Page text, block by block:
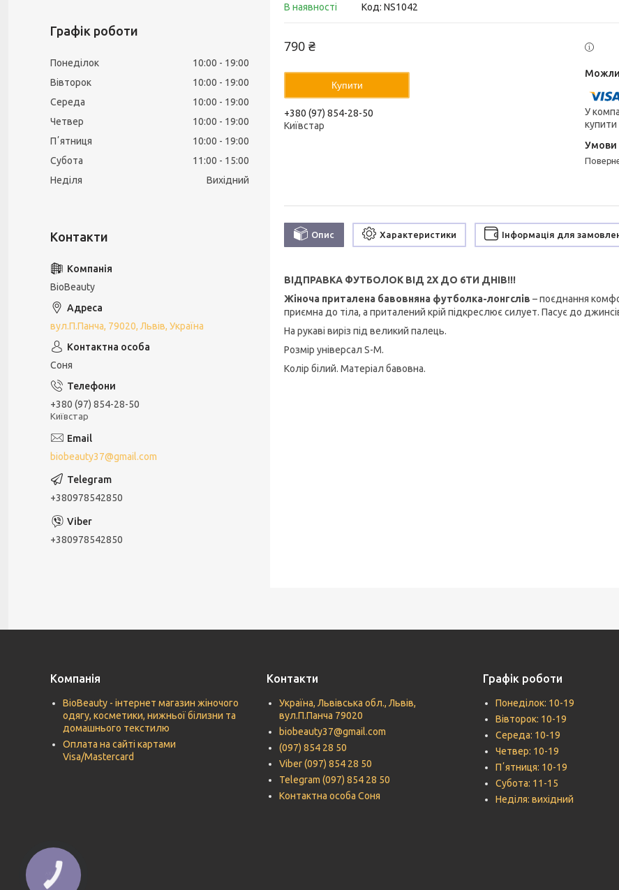
В наявності Код: NS1042
790 ₴
Купити
+380 (97) 854-28-50
Київстар
У
Опис Характеристики Інформація для
ВІДПРАВКА ФУТБОЛОК ВІД 2Х ДО 6ТИ ДНІВ!!!
Жіноча приталена бавовняна футболка-лонгслів – поєднання
приємна до тіла, а приталений крій підкреслює силует. Пасує до
На рукаві виріз під великий палець.
Розмір універсал S-М.
Колір білий. Матеріал бавовна.
Графік роботи
Понеділок 10:00
19:00
Вівторок
10:00
19:00
Середа
10:00
19:00
Четвер
10:00
19:00
Пʼятниця
10:00
19:00
Субота
11:00
15:00
Неділя
Вихідний
BioBeauty
вул.П.Панча, 79020, Львів, Україна
Соня
+380 (97) 854-28-50
Київстар
biobeauty37@gmail.com
+380978542850
+380978542850
Компанія
BioBeauty - інтернет магазин жіночого
одягу, косметики, нижньої білизни та
домашнього текстилю
Оплата на сайті картами
Visa/Mastercard
Контакти
Україна, Львівська обл., Львів,
вул.П.Панча 79020
biobeauty37@gmail.com
(097) 854 28 50
Viber (097) 854 28 50
Telegram (097) 854 28 50
Контактна особа Соня
Графік роботи
Понеділок: 10-19
Вівторок: 10-19
Середа: 10-19
Четвер: 10-19
Пʼятниця: 10-19
Субота: 11-15
Неділя: вихідний